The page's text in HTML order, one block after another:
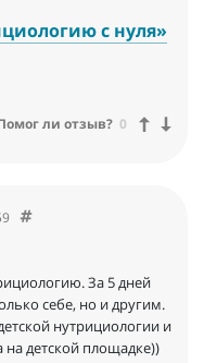
с нуля»
ли отзыв? 0
За 5 дней
себе, но и другим.
нутрициологии и
детской площадке))